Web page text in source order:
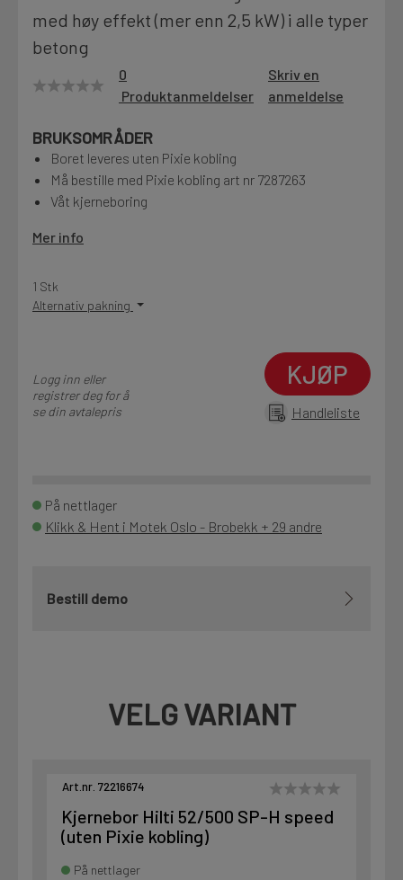
Finn butikk
Kontakt og åpningstider
Fra rådgivning til sporing av ordre
Kampanjer
Produktnyheter
Siste nytt om dine favorittprodukter
med høy effekt (mer enn 2,5 kW) i alle typer
betong
0
Produktanmeldelser
Skriv en
anmeldelse
BRUKSOMRÅDER
Boret leveres uten Pixie kobling
Må bestille med Pixie kobling art nr 7287263
Våt kjerneboring
Mer info
1 Stk
Alternativ pakning
Logg inn eller
registrer deg for å
se din avtalepris
KJØP
Handleliste
På nettlager
Klikk & Hent i Motek Oslo - Brobekk + 29 andre
Bestill demo
VELG VARIANT
Art.nr. 72216674
Kjernebor Hilti 52/500 SP-H speed
(uten Pixie kobling)
På nettlager